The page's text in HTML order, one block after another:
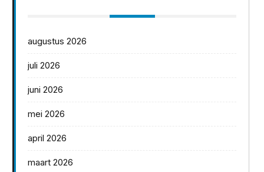
augustus 2026
juli 2026
juni 2026
mei 2026
april 2026
maart 2026